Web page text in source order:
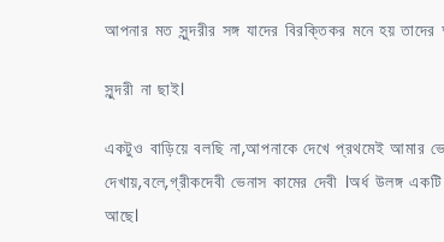
আপনার মত সুন্দরীর সঙ্গ যাদের বিরক্তিকর মনে হয়
সুন্দরী না ছাই।
একটুও বাড়িয়ে বলছি না,আপনাকে দেখে প্রথমেই আমার
দেখায়,বলে,গ্রীকদেবী ভেনাস কামের দেবী ।অর্ধ উলঙ্গ
আছে।